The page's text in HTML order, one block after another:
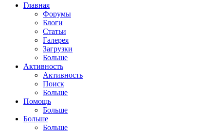
Главная
Форумы
Блоги
Статьи
Галерея
Загрузки
Больше
Активность
Активность
Поиск
Больше
Помощь
Больше
Больше
Больше